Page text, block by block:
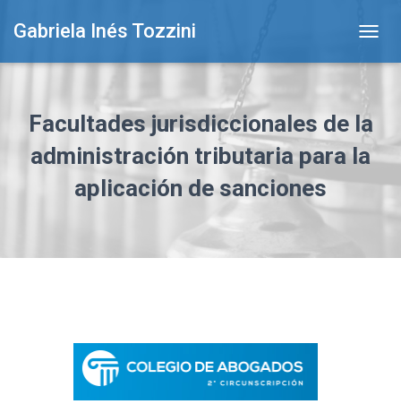
Gabriela Inés Tozzini
O
E
A
Facultades jurisdiccionales de la
administración tributaria para la
aplicación de sanciones